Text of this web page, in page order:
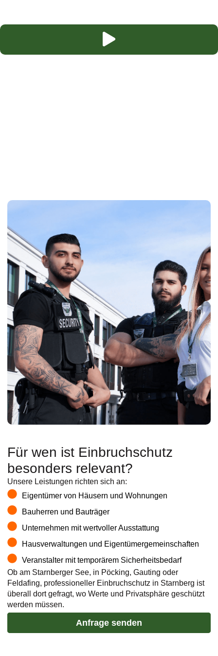
Für wen ist Einbruchschutz
besonders relevant?
Unsere Leistungen richten sich an:
Eigentümer von Häusern und Wohnungen
Bauherren und Bauträger
Unternehmen mit wertvoller Ausstattung
Hausverwaltungen und Eigentümergemeinschaften
Veranstalter mit temporärem Sicherheitsbedarf
Ob am Starnberger See, in Pöcking, Gauting oder
Feldafing, professioneller Einbruchschutz in Starnberg ist
überall dort gefragt, wo Werte und Privatsphäre geschützt
werden müssen.
Anfrage senden